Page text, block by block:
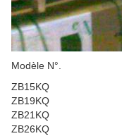
Modèle N°.
ZB15KQ
ZB19KQ
ZB21KQ
ZB26KQ